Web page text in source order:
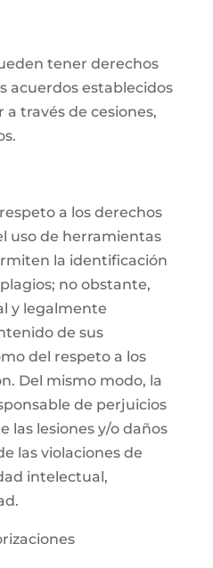
tener derechos
acuerdos establecidos
través de cesiones,
a los derechos
uso de herramientas
la identificación
no obstante,
y legalmente
de sus
del respeto a los
Del mismo modo, la
de perjuicios
las lesiones y/o daños
las violaciones de
intelectual,